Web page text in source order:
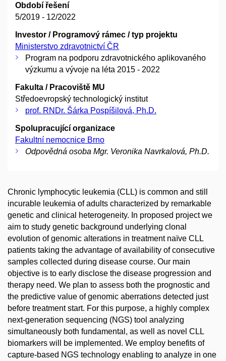
Období řešení
5/2019 - 12/2022
Investor / Programový rámec / typ projektu
Ministerstvo zdravotnictví ČR
Program na podporu zdravotnického aplikovaného
výzkumu a vývoje na léta 2015 - 2022
Fakulta / Pracoviště MU
Středoevropský technologický institut
prof. RNDr. Šárka Pospíšilová, Ph.D.
Spolupracující organizace
Fakultní nemocnice Brno
Odpovědná osoba Mgr. Veronika Navrkalová, Ph.D.
Chronic lymphocytic leukemia (CLL) is common and still
incurable leukemia of adults characterized by remarkable
genetic and clinical heterogeneity. In proposed project we
aim to study genetic background underlying clonal
evolution of genomic alterations in treatment naïve CLL
patients taking the advantage of availability of consecutive
samples collected during disease course. Our main
objective is to early disclose the disease progression and
therapy need. We plan to assess both the prognostic and
the predictive value of genomic aberrations detected just
before treatment start. For this purpose, a highly complex
next-generation sequencing (NGS) tool analyzing
simultaneously both fundamental, as well as novel CLL
biomarkers will be implemented. We employ benefits of
capture-based NGS technology enabling to analyze in one